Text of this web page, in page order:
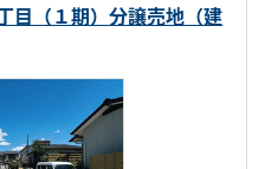
目（１期）分譲売地（建